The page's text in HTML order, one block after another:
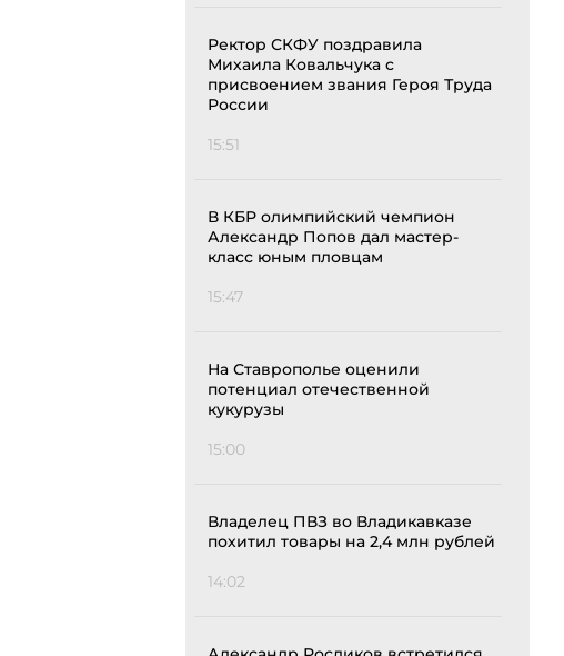
Ректор СКФУ поздравила
Михаила Ковальчука с
присвоением звания Героя Труда
России
15:51
В КБР олимпийский чемпион
Александр Попов дал мастер-
класс юным пловцам
15:47
На Ставрополье оценили
потенциал отечественной
кукурузы
15:00
Владелец ПВЗ во Владикавказе
похитил товары на 2,4 млн рублей
14:02